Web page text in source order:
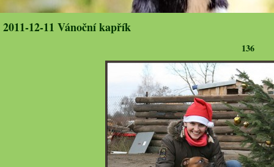
2011-12-11 Vánoční kapřík
136